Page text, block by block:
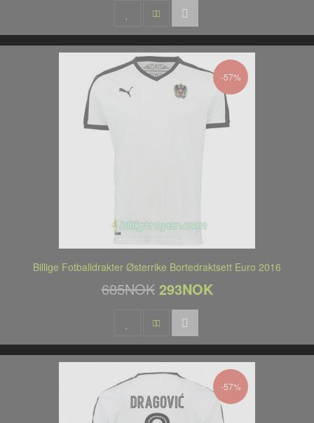
-57%
Billige Fotballdrakter Østerrike Bortedraktsett Euro 2016
685NOK 293NOK
-57%